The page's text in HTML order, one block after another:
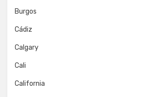
Burgos
Cádiz
Calgary
Cali
California